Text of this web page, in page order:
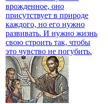
врожденное, оно
присутствует в природе
каждого, но его нужно
развивать. И нужно жизнь
свою строить так, чтобы
это чувство не погубить.